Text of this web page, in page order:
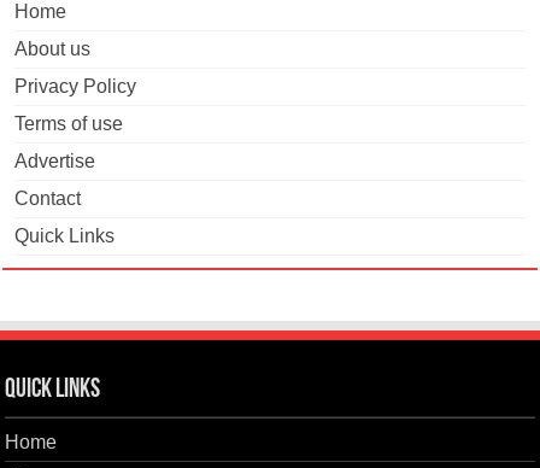
Home
About us
Privacy Policy
Terms of use
Advertise
Contact
Quick Links
Quick Links
Home